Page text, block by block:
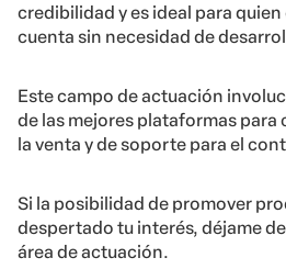
credibilidad y es ideal para
cuenta sin necesidad de
Este campo de actuación
de las mejores plataformas
la venta y de soporte para el
Si la posibilidad de promover
despertado tu interés, déjame
área de actuación.